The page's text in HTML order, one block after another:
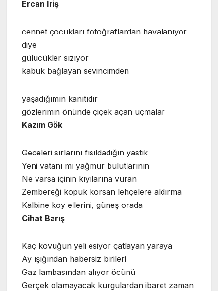
Ercan İriş
cennet çocukları fotoğraflardan havalanıyor
diye
gülücükler sızıyor
kabuk bağlayan sevincimden
yaşadığımın kanıtıdır
gözlerimin önünde çiçek açan uçmalar
Kazım Gök
Geceleri sırlarını fısıldadığın yastık
Yeni vatanı mı yağmur bulutlarının
Ne varsa içinin kıyılarına vuran
Zembereği kopuk korsan lehçelere aldırma
Kalbine koy ellerini, güneş orada
Cihat Barış
Kaç kovuğun yeli esiyor çatlayan yaraya
Ay ışığından habersiz birileri
Gaz lambasından alıyor öcünü
Gerçek olamayacak kurgulardan ibaret zaman